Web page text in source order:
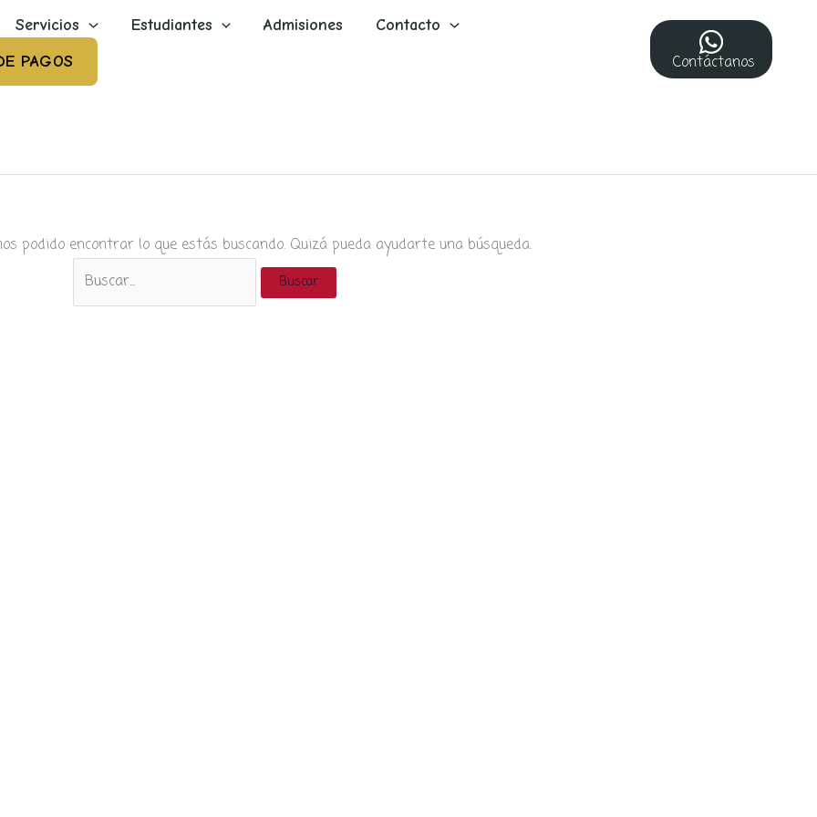
Servicios Estudiantes Admisiones
Contacto
PAGOS
Contáctanos
podido encontrar lo que estás buscando. Quizá pueda ayudarte una búsqueda.
Buscar